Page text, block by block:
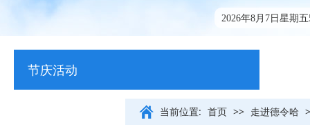
2026年8月7日星期五
节庆活动
当前位置: 首页 >> 走进德令哈